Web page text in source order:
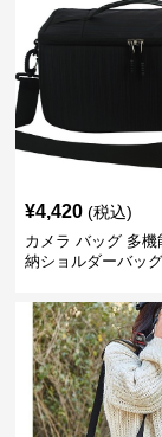
¥4,420 (税込)
カメラ バッグ 多機
納ショルダーバッグ